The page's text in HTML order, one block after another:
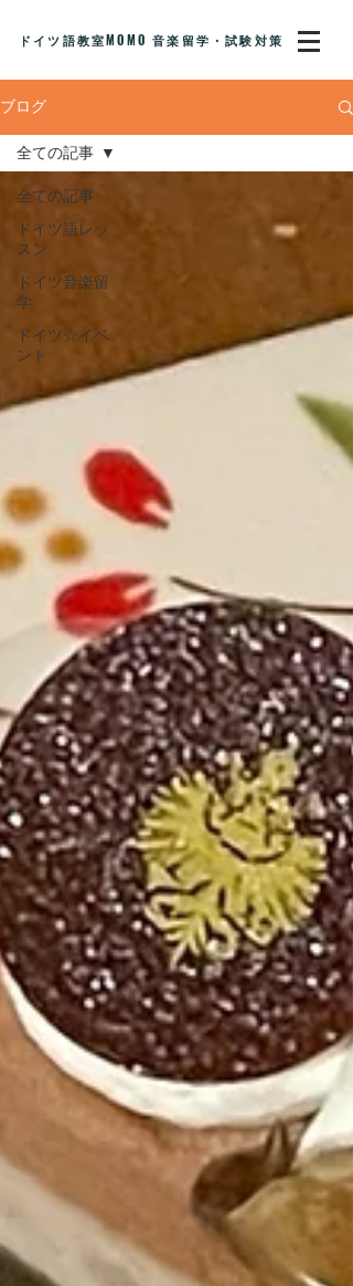
ドイツ語教室MOMO 音楽留学・試験対策
ブログ
全ての記事
ドイツ語レッ
スン
ドイツ音楽留
学
ドイツ☆イベ
ント
全ての記事